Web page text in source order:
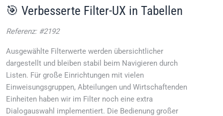
🎯 Verbesserte Filter-UX in Tabellen
Referenz: #2192
Ausgewählte Filterwerte werden übersichtlicher
dargestellt und bleiben stabil beim Navigieren durch
Listen. Für große Einrichtungen mit vielen
Einweisungsgruppen, Abteilungen und Wirtschaftenden
Einheiten haben wir im Filter noch eine extra
Dialogauswahl implementiert. Die Bedienung großer